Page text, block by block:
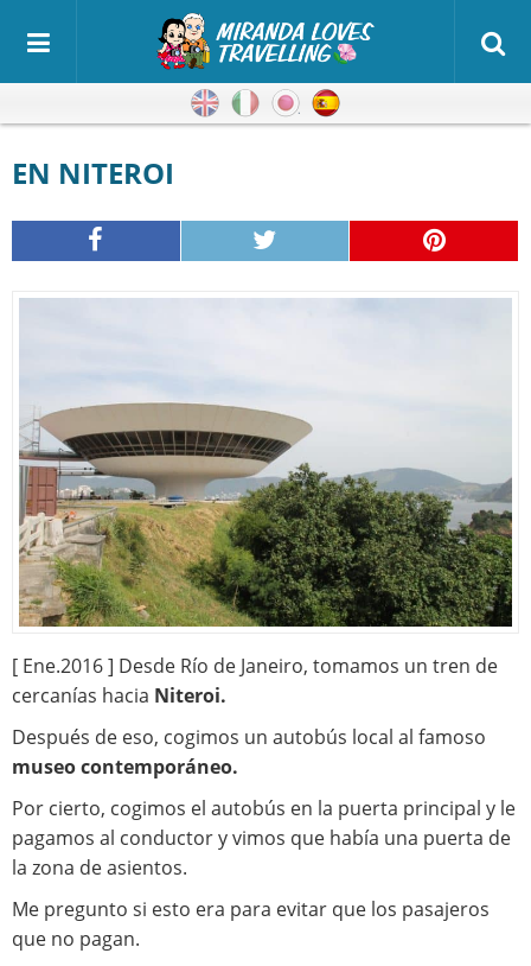
Inglés ItalianoJaponés
EN NITEROI
[ Ene.2016 ] Desde Río de Janeiro, tomamos un tren de
cercanías hacia Niteroi.
Después de eso, cogimos un autobús local al famoso
museo contemporáneo.
Por cierto, cogimos el autobús en la puerta principal y le
pagamos al conductor y vimos que había una puerta de
la zona de asientos.
Me pregunto si esto era para evitar que los pasajeros
que no pagan.